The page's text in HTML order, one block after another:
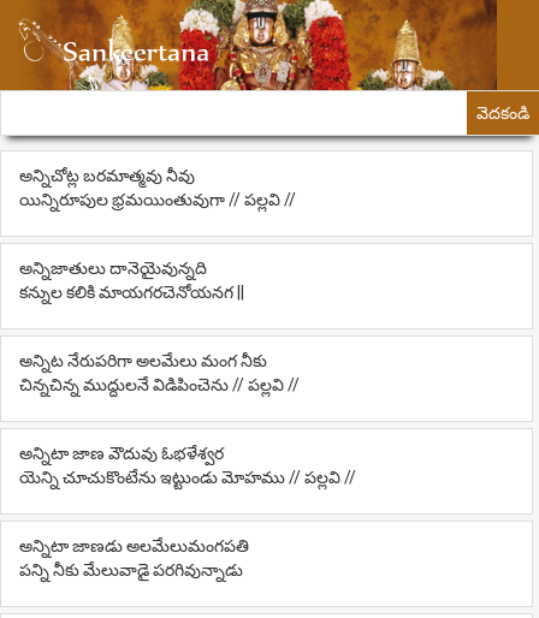
వెదకండి
అన్నిచోట్ల బరమాత్మవు నీవు
యిన్నిరూపుల భ్రమయింతువుగా // పల్లవి //
అన్నిజాతులు దానెయైవున్నది
కన్నుల కలికి మాయగరచెనోయనగ ||
అన్నిట నేరుపరిగా అలమేలు మంగ నీకు
చిన్నచిన్న ముద్దులనే విడిపించెను // పల్లవి //
అన్నిటా జాణ వౌదువు ఓభళేశ్వర
యెన్ని చూచుకొంటేను ఇట్టుండు మోహము // పల్లవి //
అన్నిటా జాణడు అలమేలుమంగపతి
పన్ని నీకు మేలువాడై పరగివున్నాడు